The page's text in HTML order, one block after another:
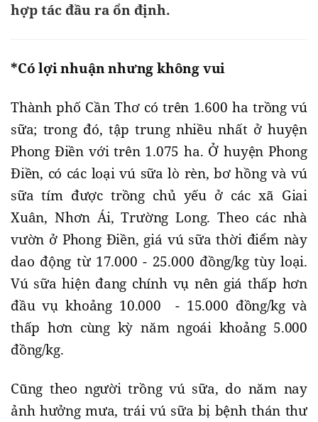
hợp tác đầu ra ổn định.
*Có lợi nhuận nhưng không vui
Thành phố Cần Thơ có trên 1.600 ha trồng vú
sữa; trong đó, tập trung nhiều nhất ở huyện
Phong Điền với trên 1.075 ha. Ở huyện Phong
Điền, có các loại vú sữa lò rèn, bơ hồng và vú
sữa tím được trồng chủ yếu ở các xã Giai
Xuân, Nhơn Ái, Trường Long. Theo các nhà
vườn ở Phong Điền, giá vú sữa thời điểm này
dao động từ 17.000 - 25.000 đồng/kg tùy loại.
Vú sữa hiện đang chính vụ nên giá thấp hơn
đầu vụ khoảng 10.000 - 15.000 đồng/kg và
thấp hơn cùng kỳ năm ngoái khoảng 5.000
đồng/kg.
Cũng theo người trồng vú sữa, do năm nay
ảnh hưởng mưa, trái vú sữa bị bệnh thán thư